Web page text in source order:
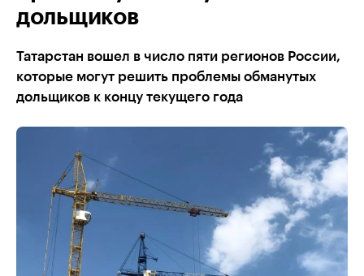
дольщиков
Татарстан вошел в число пяти регионов России,
которые могут решить проблемы обманутых
дольщиков к концу текущего года